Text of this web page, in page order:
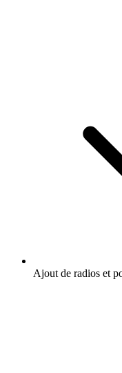
Ajout de radios et